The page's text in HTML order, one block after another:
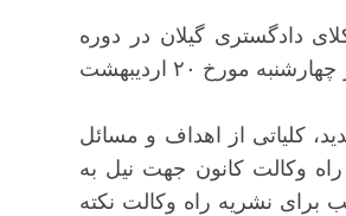
دادگستری گیلان در دوره
دوازدهم با مدیران و اعضای تحریریه جدید دو فصلنامه حقوقی راه وکالت، روز چهارشنبه مورخ ۲۰ اردیبهشت
کلیاتی از اهداف و مسائل
وکالت کانون جهت نیل به
برای نشریه راه وکالت نکته